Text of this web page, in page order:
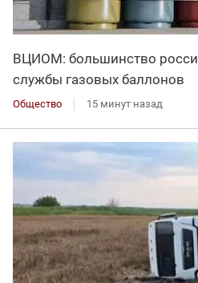
ВЦИОМ: большинство
службы газовых баллонов
Общество 15 минут назад